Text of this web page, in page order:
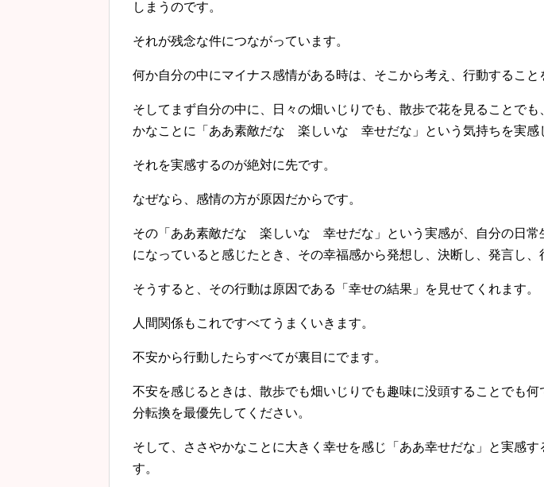
しまうのです。
それが残念な件につながっています。
何か自分の中にマイナス感情がある時は、そこから考え、行動すること
そしてまず自分の中に、日々の畑いじりでも、散歩で花を見ることで
かなことに「ああ素敵だな 楽しいな 幸せだな」という気持ちを実感
それを実感するのが絶対に先です。
なぜなら、感情の方が原因だからです。
その「ああ素敵だな 楽しいな 幸せだな」という実感が、自分の日常
になっていると感じたとき、その幸福感から発想し、決断し、発言し、
そうすると、その行動は原因である「幸せの結果」を見せてくれます。
人間関係もこれですべてうまくいきます。
不安から行動したらすべてが裏目にでます。
不安を感じるときは、散歩でも畑いじりでも趣味に没頭することでも
分転換を最優先してください。
そして、ささやかなことに大きく幸せを感じ「ああ幸せだな」と実感す
す。